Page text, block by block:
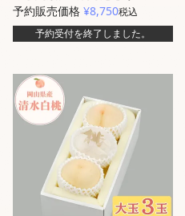
予約販売価格 ¥8,750税込
予約受付を終了しました。